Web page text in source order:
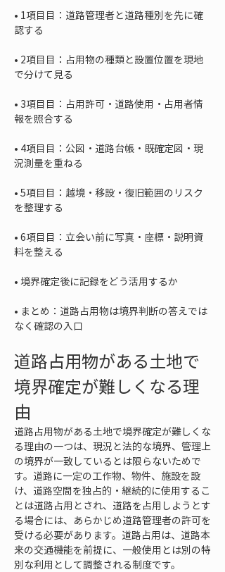
• 1項目目：道路管理者と道路種別を先に確
• 2項目目：占用物の種類と設置位置を現地
• 3項目目：占用許可・道路使用・占用者情
• 4項目目：公図・道路台帳・既確定図・現
• 5項目目：越境・移設・復旧範囲のリスク
• 6項目目：立会い前に写真・座標・説明資
•
• まとめ：道路占用物は境界判断の答えでは
なく確認の入口
道路占用物がある土地で
境界確定が難しくなる理
由
道路占用物がある土地で境界確定が難しくな
る理由の一つは、現況と法的な境界、管理上
の境界が一致しているとは限らないためで
す。道路に一定の工作物、物件、施設を設
け、道路空間を独占的・継続的に使用するこ
とは道路占用とされ、道路を占用しようとす
る場合には、あらかじめ道路管理者の許可を
受ける必要があります。道路占用は、道路本
来の交通機能を前提に、一般使用とは別の特
別な利用として調整される制度です。